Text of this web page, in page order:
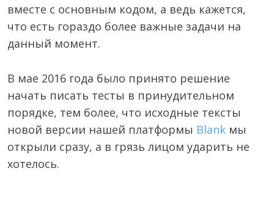
вместе с основным кодом, а ведь кажется,
что есть гораздо более важные задачи на
данный момент.
В мае 2016 года было принято решение
начать писать тесты в принудительном
порядке, тем более, что исходные тексты
новой версии нашей платформы Blank мы
открыли сразу, а в грязь лицом ударить не
хотелось.